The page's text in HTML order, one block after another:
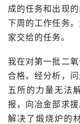
成的任务和出现
下周的工作任务
家交给的任务。
我在对第一批二
合格。经分析，
五所的力量无法
报，向冶金部求
解决了煅烧炉的